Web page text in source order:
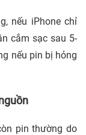
nếu iPhone chỉ
cắm sạc sau 5-
nếu pin bị hỏng
pin thường do